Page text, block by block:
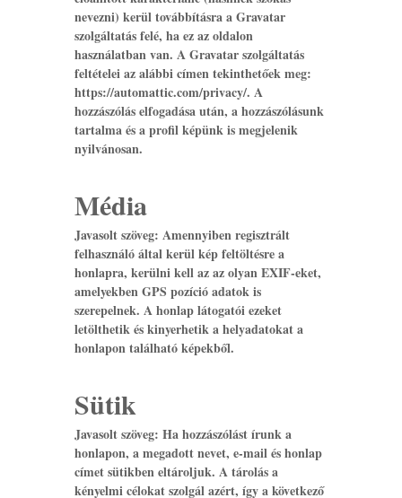
nevezni) kerül továbbításra a Gravatar
szolgáltatás felé, ha ez az oldalon
használatban van. A Gravatar szolgáltatás
feltételei az alábbi címen tekinthetőek meg:
https://automattic.com/privacy/. A
hozzászólás elfogadása után, a hozzászólásunk
tartalma és a profil képünk is megjelenik
nyilvánosan.
Média
Javasolt szöveg:Amennyiben regisztrált
felhasználó által kerül kép feltöltésre a
honlapra, kerülni kell az az olyan EXIF-eket,
amelyekben GPS pozíció adatok is
szerepelnek. A honlap látogatói ezeket
letölthetik és kinyerhetik a helyadatokat a
honlapon található képekből.
Sütik
Javasolt szöveg:Ha hozzászólást írunk a
honlapon, a megadott nevet, e-mail és honlap
címet sütikben eltároljuk. A tárolás a
kényelmi célokat szolgál azért, így a következő